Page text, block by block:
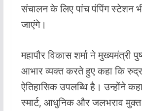
संचालन के लिए पांच पंपिंग स्टेशन
जाएंगे।
महापौर विकास शर्मा ने मुख्यमंत्री
आभार व्यक्त करते हुए कहा कि
ऐतिहासिक उपलब्धि है। उन्होंने
स्मार्ट, आधुनिक और जलभराव मुक्त